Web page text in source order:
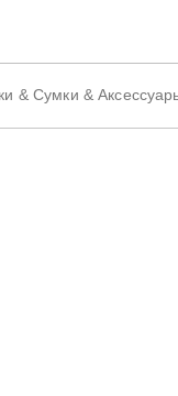
& Сумки &